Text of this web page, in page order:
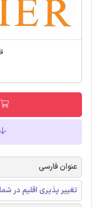
عنوان فارسی
تغییر پذیری اقلیم در